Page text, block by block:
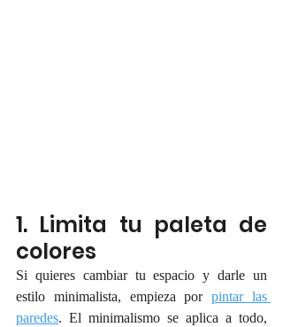
1. Limita tu paleta de
colores
Si quieres cambiar tu espacio y darle un
estilo minimalista, empieza por pintar las
paredes. El minimalismo se aplica a todo,